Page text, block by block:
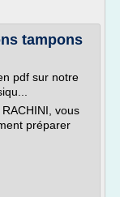
tampons
pdf sur notre
vous
préparer